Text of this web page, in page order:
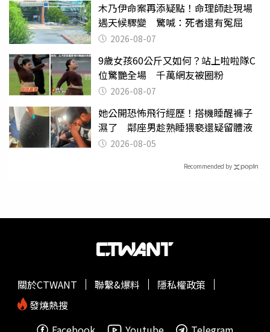
木乃伊命案再添疑點！命理師赴現場
遇天候驟變 驚喊：死者還有冤屈
2026-08-07
9歲女孩60公斤又如何？站上啦啦隊C
位驚艷全場 千萬網友被圈粉
2026-08-07
她公開恐怖飛行經歷！搭機睡醒褲子
濕了 鄰座男趁熟睡猥褻還疑留體液
2026-08-05
Recommended by
關於CTWANT 聯繫&爆料
隱私權政策
發燒熱搜